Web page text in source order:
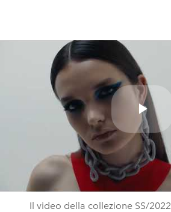
Play
Il video della collezione SS/